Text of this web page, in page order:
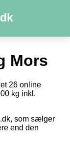
Mors
26 online
kg inkl.
som sælger
end den